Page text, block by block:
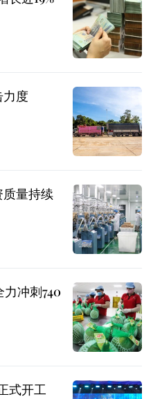
度
量持续
力冲刺740
式开工